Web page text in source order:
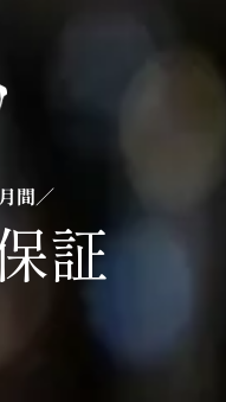
間／
証